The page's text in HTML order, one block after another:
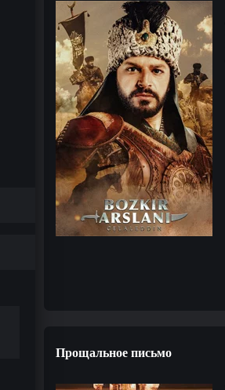
Прощальное письмо